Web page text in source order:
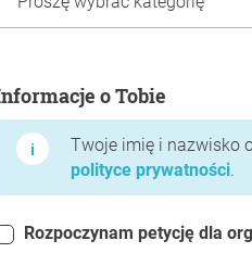
Informacje o Tobie
Twoje imię i nazwisko
polityce prywatności.
Rozpoczynam petycję dla